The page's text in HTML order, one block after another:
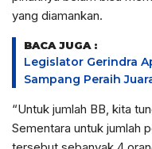
yang diamankan.
BACA JUGA :
Legislator Gerindra
Sampang Peraih
“Untuk jumlah BB, kita
Sementara untuk jumlah